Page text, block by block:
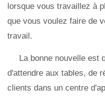
lorsque vous travaillez à
que vous voulez faire de
travail.
La bonne nouvelle est
d'attendre aux tables, de
clients dans un centre